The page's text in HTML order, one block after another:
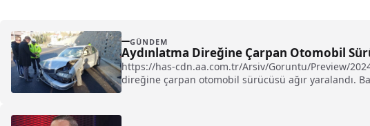
GÜNDEM
Aydınlatma Direğine Çarpan Otomobil
https://has-cdn.aa.com.tr/Arsiv/Goruntu/Preview/
direğine çarpan otomobil sürücüsü ağır yaralandı.